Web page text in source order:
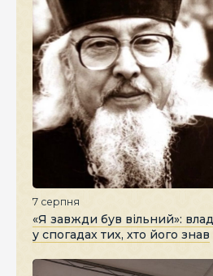
7 серпня
«Я завжди був вільний»:
у спогадах тих, хто його знав